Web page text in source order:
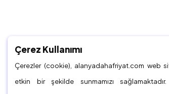
Çerez Kullanımı
Çerezler (cookie), alanyadahafriyat.com web
etkin bir şekilde sunmamızı